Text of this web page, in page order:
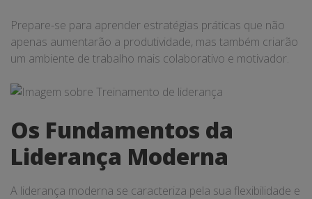
Prepare-se para aprender estratégias práticas que não
apenas aumentarão a produtividade, mas também criarão
um ambiente de trabalho mais colaborativo e motivador.
Os Fundamentos da
Liderança Moderna
A liderança moderna se caracteriza pela sua flexibilidade e